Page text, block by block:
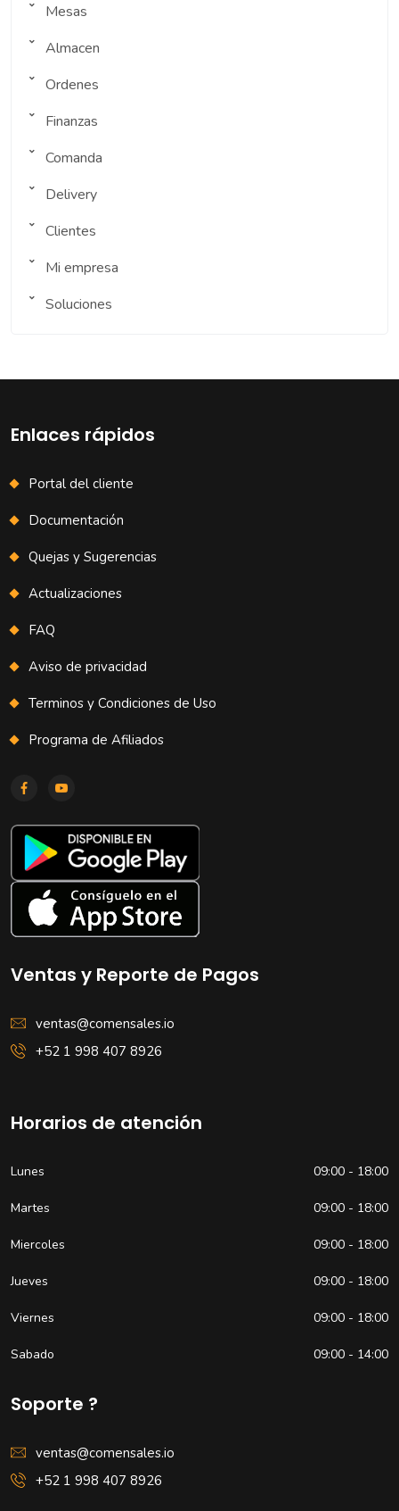
Mesas
Almacen
Ordenes
Finanzas
Comanda
Delivery
Clientes
Mi empresa
Soluciones
Enlaces rápidos
Portal del cliente
Documentación
Quejas y Sugerencias
Actualizaciones
FAQ
Aviso de privacidad
Terminos y Condiciones de Uso
Programa de Afiliados
Ventas y Reporte de Pagos
ventas@comensales.io
+52 1 998 407 8926
Horarios de atención
Lunes 09:00 - 18:00
Martes 09:00 - 18:00
Miercoles 09:00 - 18:00
Jueves 09:00 - 18:00
Viernes 09:00 - 18:00
Sabado 09:00 - 14:00
Soporte ?
ventas@comensales.io
+52 1 998 407 8926